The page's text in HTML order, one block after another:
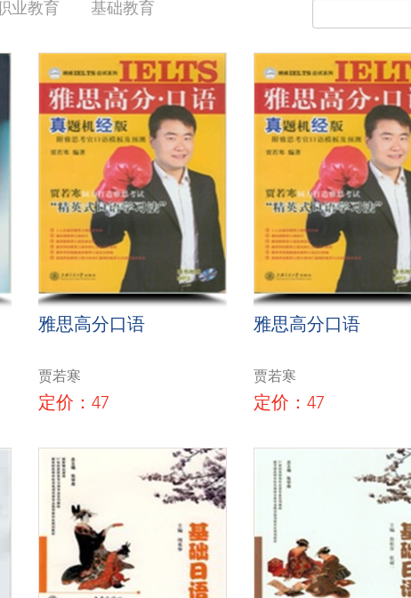
业教育 基础教育
雅思高分口语
贾若寒
定价：47
雅思高分口语
贾若寒
定价：47